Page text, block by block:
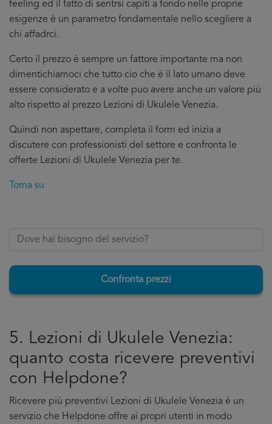
feeling ed il fatto di sentrsi capiti a fondo nelle proprie
esigenze è un parametro fondamentale nello scegliere a
chi affadrci.
Certo il prezzo è sempre un fattore importante ma non
dimentichiamoci che tutto cio che è il lato umano deve
essere considerato e a volte puo avere anche un valore più
alto rispetto al prezzo Lezioni di Ukulele Venezia.
Quindi non aspettare, completa il form ed inizia a
discutere con professionisti del settore e confronta le
offerte Lezioni di Ukulele Venezia per te.
Torna su
Confronta prezzi
5. Lezioni di Ukulele Venezia:
quanto costa ricevere preventivi
con Helpdone?
Ricevere più preventivi Lezioni di Ukulele Venezia è un
servizio che Helpdone offre ai propri utenti in modo